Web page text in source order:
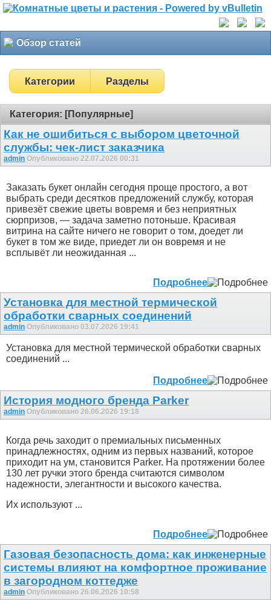
Обзор статей
Категории Разделы
Категория: [Популярные]
Как не ошибиться с выбором цветочной
службы: чек-лист заказчика
admin Опубликовано 22.07.2026 00:31
Заказать букет онлайн сегодня проще простого, а вот
выбрать среди десятков предложений службу, которая
привезёт свежие цветы вовремя и без неприятных
сюрпризов, — задача заметно потоньше. Красивая
витрина на сайте ничего не говорит о том, доедет ли
букет в том же виде, приедет ли он вовремя и не
всплывёт ли неожиданная ...
Подробнее
Установка для местной термической
обработки сварных соединений
admin Опубликовано 03.07.2026 19:41
Установка для местной термической обработки сварных
соединений ...
Подробнее
История модного бренда Parker
admin Опубликовано 26.06.2026 19:18
Когда речь заходит о премиальных письменных
принадлежностях, одним из первых названий, которое
приходит на ум, становится Parker. На протяжении более
130 лет ручки этого бренда считаются символом
надежности, элегантности и высокого качества.
Их используют ...
Подробнее
Газовая безопасность дома: как инженерные
системы влияют на комфортное проживание
в загородном коттедже
admin Опубликовано 26.06.2026 10:58